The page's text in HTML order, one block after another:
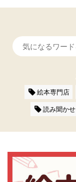
絵本専門店
読み聞かせ